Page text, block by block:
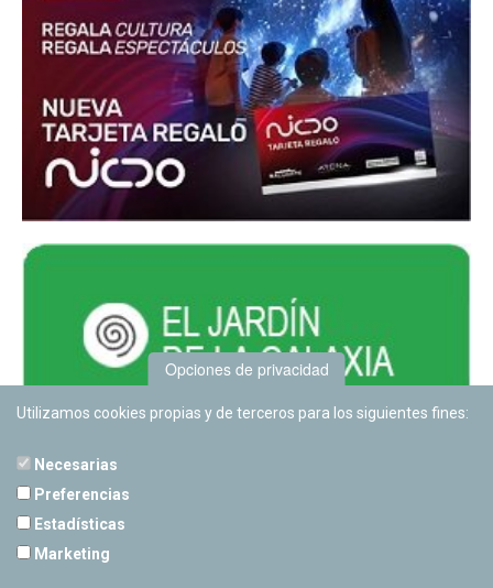
Opciones de privacidad
Utilizamos cookies propias y de terceros para los siguientes fines:
Necesarias
Preferencias
Estadísticas
Marketing